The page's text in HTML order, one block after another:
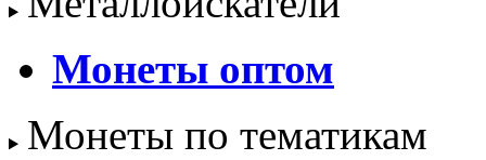
Монеты оптом
Монеты по тематикам